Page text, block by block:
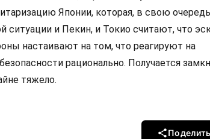
Японии, которая, в свою
ситуации и Пекин, и Токио считают, что
настаивают на том, что реагируют на
рационально. Получается
тяжело.